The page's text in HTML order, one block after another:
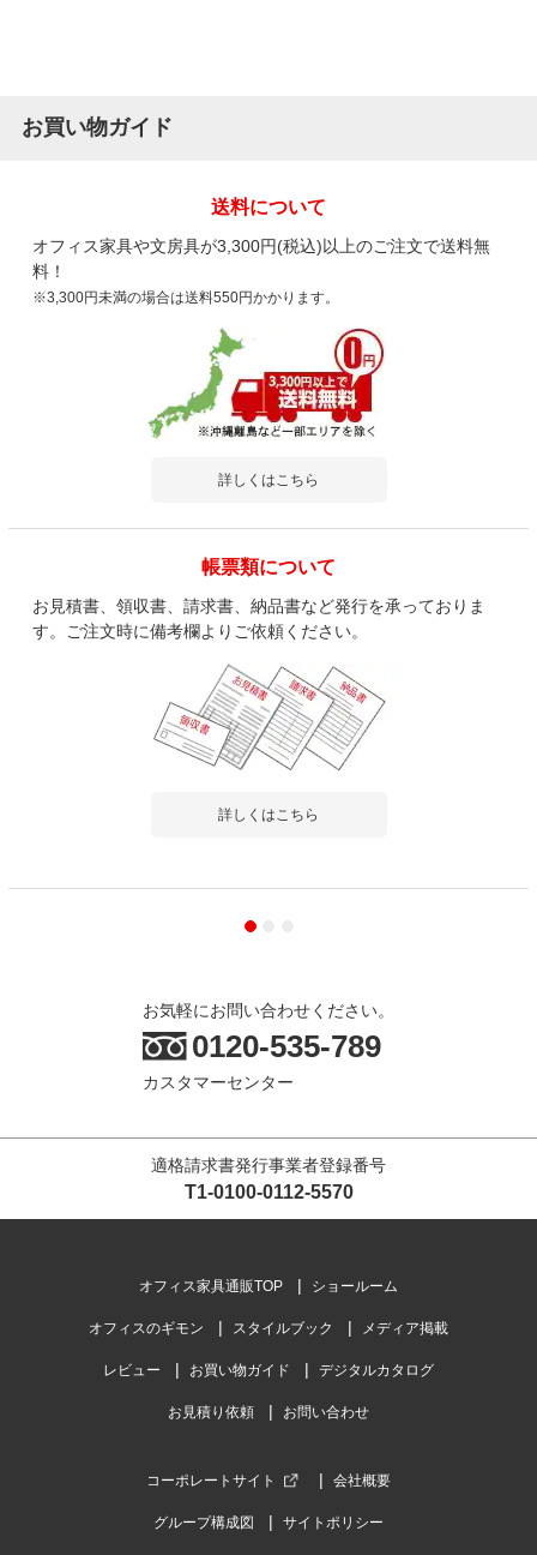
お買い物ガイド
送料について
オフィス家具や文房具が3,300円(税込)以上のご注文で送料無
料！
※3,300円未満の場合は送料550円かかります。
詳しくはこちら
帳票類について
お見積書、領収書、請求書、納品書など発行を承っておりま
す。ご注文時に備考欄よりご依頼ください。
詳しくはこちら
お気軽にお問い合わせください。
0120-535-789
カスタマーセンター
適格請求書発行事業者登録番号
T1-0100-0112-5570
オフィス家具通販TOP ショールーム
オフィスのギモン スタイルブック メディア掲載
レビュー お買い物ガイド デジタルカタログ
お見積り依頼 お問い合わせ
コーポレートサイト 会社概要
グループ構成図 サイトポリシー